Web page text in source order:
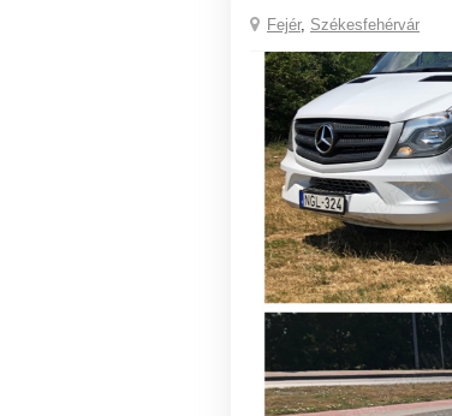
Fejér, Székesfehérvár